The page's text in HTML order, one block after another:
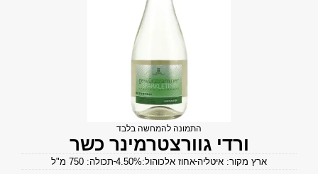
התמונה להמחשה בלבד
ורדי גוורצטרמינר כשר
ארץ מקור: איטליה אחוז אלכוהול:4.50% תכולה: 750 מ"ל